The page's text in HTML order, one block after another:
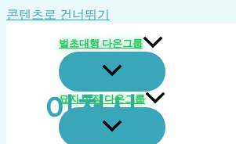
콘텐츠로 건너뛰기
벌초대행 다온그룹
묘지 이장 다온그룹
이천시